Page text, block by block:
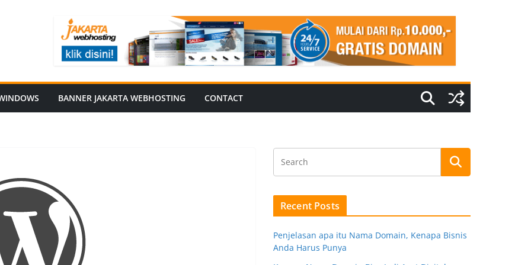
BANNER JAKARTA WEBHOSTING CONTACT
Recent Posts
Penjelasan apa itu Nama Domain, Kenapa Bisnis
Anda Harus Punya